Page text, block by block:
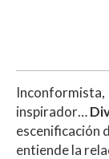
Inconformista,
inspirador…
escenificación
entiende la